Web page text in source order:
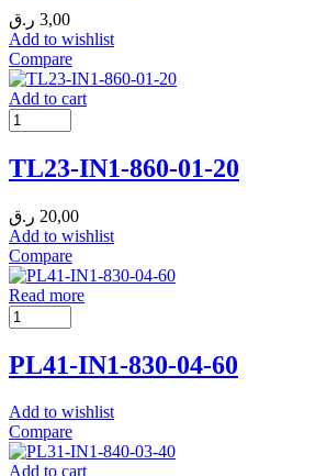
3,00 ر.ق
Add to wishlist
Compare
Add to cart
TL23-IN1-860-01-20
20,00 ر.ق
Add to wishlist
Compare
Read more
PL41-IN1-830-04-60
Add to wishlist
Compare
Add to cart